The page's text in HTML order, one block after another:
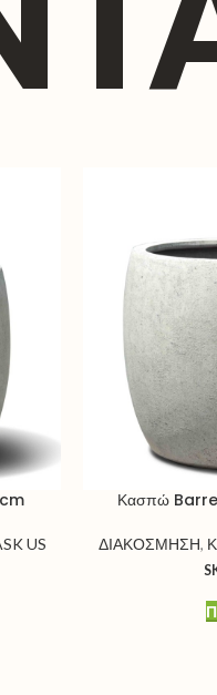
US
Κασπώ
ΔΙΑΚΟΣΜΗΣΗ,